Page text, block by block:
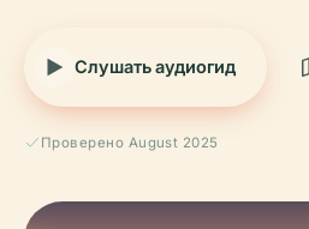
Слушать аудиогид
Проверено August 2025